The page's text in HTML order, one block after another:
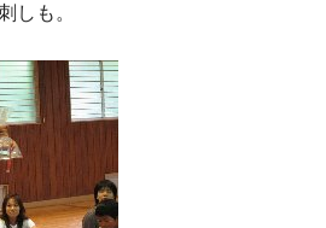
しも。